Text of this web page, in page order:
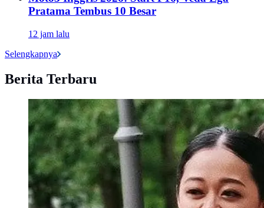
Pratama Tembus 10 Besar
12 jam lalu
Selengkapnya
Berita Terbaru